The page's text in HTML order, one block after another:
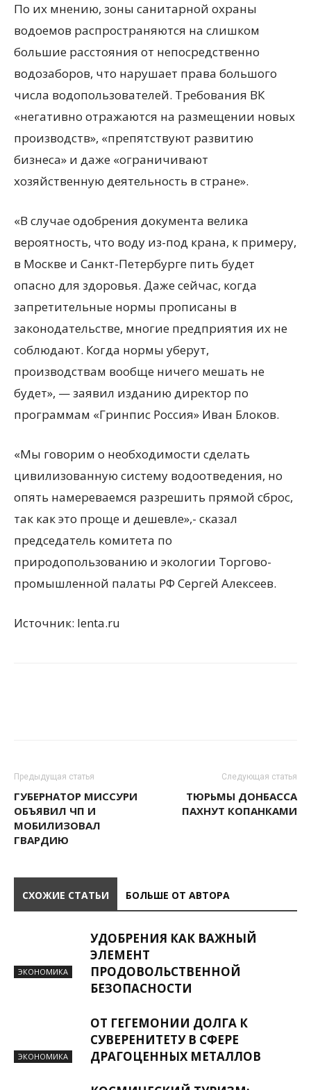
По их мнению, зоны санитарной охраны
водоемов распространяются на слишком
большие расстояния от непосредственно
водозаборов, что нарушает права большого
числа водопользователей. Требования ВК
«негативно отражаются на размещении новых
производств», «препятствуют развитию
бизнеса» и даже «ограничивают
хозяйственную деятельность в стране».
«В случае одобрения документа велика
вероятность, что воду из-под крана, к примеру,
в Москве и Санкт-Петербурге пить будет
опасно для здоровья. Даже сейчас, когда
запретительные нормы прописаны в
законодательстве, многие предприятия их не
соблюдают. Когда нормы уберут,
производствам вообще ничего мешать не
будет», — заявил изданию директор по
программам «Гринпис Россия» Иван Блоков.
«Мы говорим о необходимости сделать
цивилизованную систему водоотведения, но
опять намереваемся разрешить прямой сброс,
так как это проще и дешевле»,- сказал
председатель комитета по
природопользованию и экологии Торгово-
промышленной палаты РФ Сергей Алексеев.
Источник: lenta.ru
Предыдущая статья
ГУБЕРНАТОР МИССУРИ
ОБЪЯВИЛ ЧП И
МОБИЛИЗОВАЛ
ГВАРДИЮ
Следующая статья
ТЮРЬМЫ ДОНБАССА
ПАХНУТ КОПАНКАМИ
СХОЖИЕ СТАТЬИ БОЛЬШЕ ОТ АВТОРА
ЭКОНОМИКА
УДОБРЕНИЯ КАК ВАЖНЫЙ
ЭЛЕМЕНТ
ПРОДОВОЛЬСТВЕННОЙ
БЕЗОПАСНОСТИ
ЭКОНОМИКА
ОТ ГЕГЕМОНИИ ДОЛГА К
СУВЕРЕНИТЕТУ В СФЕРЕ
ДРАГОЦЕННЫХ МЕТАЛЛОВ